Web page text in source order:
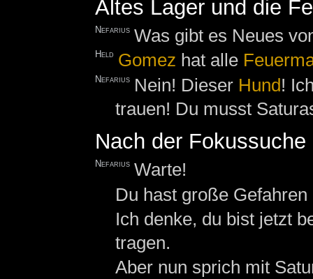
Altes Lager und die
Nefarius Was gibt es Neues
Held Gomez hat alle
Nefarius Nein! Dieser Hund!
trauen! Du musst
Nach der Fokussuche
Nefarius Warte!
Du hast große
Ich denke, du bist jetzt
tragen.
Aber nun sprich mit